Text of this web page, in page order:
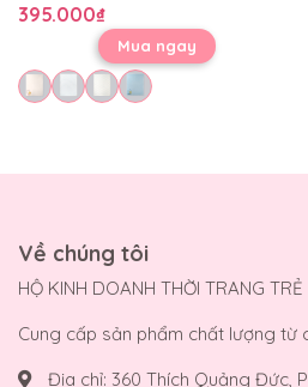
395.000₫
Mua ngay
Về chúng tôi
HỘ KINH DOANH THỜI TRANG TRẺ
Cung cấp sản phẩm chất lượng từ
Địa chỉ: 360 Thích Quảng Đức,